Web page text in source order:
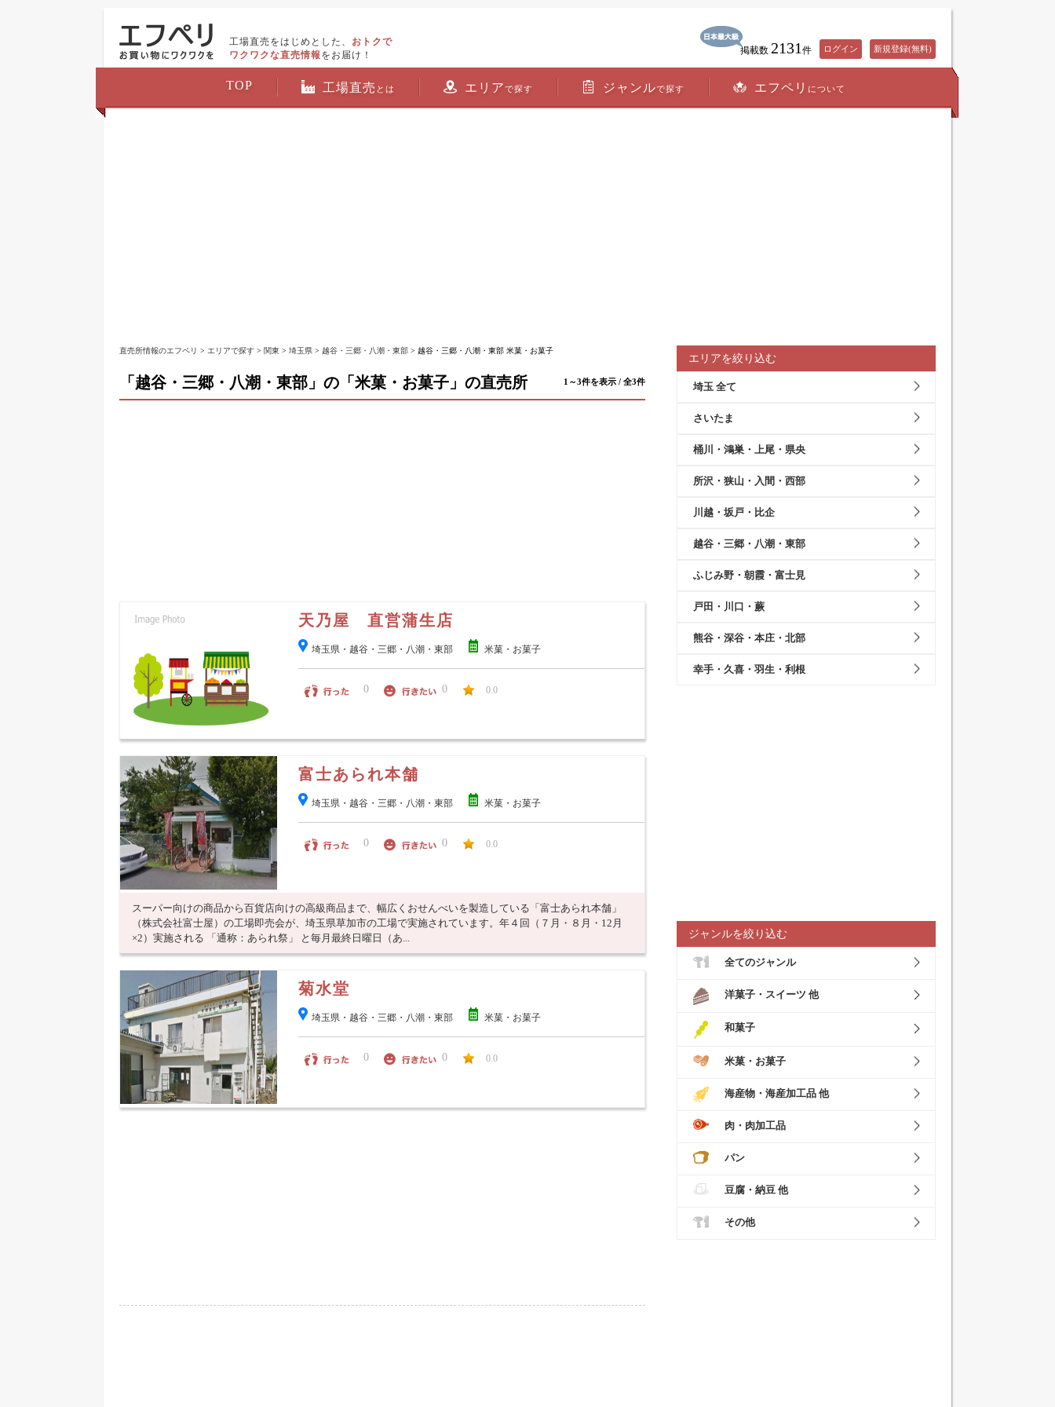
工場直売をはじめとした、 おトクで
ワクワクな直売情報 をお届け！ 掲載数 2131 件 ログイン 新規登録(無料)
TOP 工場直売 とは エリアで探す ジャンルで探す エフペリ について
直売所情報のエフペリ > エリアで探す > 関東 > 埼玉県 > 越谷・三郷・八潮・東部 > 越谷・三郷・八潮・東部 米菓・お菓子
「越谷・三郷・八潮・東部」の「米菓・お菓子」の直売所 1～3件を表示 / 全3件
天乃屋 直営蒲生店
埼玉県・越谷・三郷・八潮・東部 米菓・お菓子
0 0 0.0
富士あられ本舗
埼玉県・越谷・三郷・八潮・東部 米菓・お菓子
0 0 0.0
スーパー向けの商品から百貨店向けの高級商品まで、幅広くおせんべいを製造している「富士あられ本舗」
（株式会社富士屋）の工場即売会が、埼玉県草加市の工場で実施されています。年４回（７月・８月・12月
×2）実施される 「通称：あられ祭」 と毎月最終日曜日（あ...
菊水堂
埼玉県・越谷・三郷・八潮・東部 米菓・お菓子
0 0 0.0
エリアを絞り込む
埼玉 全て
さいたま
桶川・鴻巣・上尾・県央
所沢・狭山・入間・西部
川越・坂戸・比企
越谷・三郷・八潮・東部
ふじみ野・朝霞・富士見
戸田・川口・蕨
熊谷・深谷・本庄・北部
幸手・久喜・羽生・利根
ジャンルを絞り込む
全てのジャンル
洋菓子・スイーツ 他
和菓子
米菓・お菓子
海産物・海産加工品 他
肉・肉加工品
パン
豆腐・納豆 他
その他